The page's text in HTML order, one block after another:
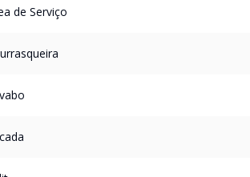
de Serviço